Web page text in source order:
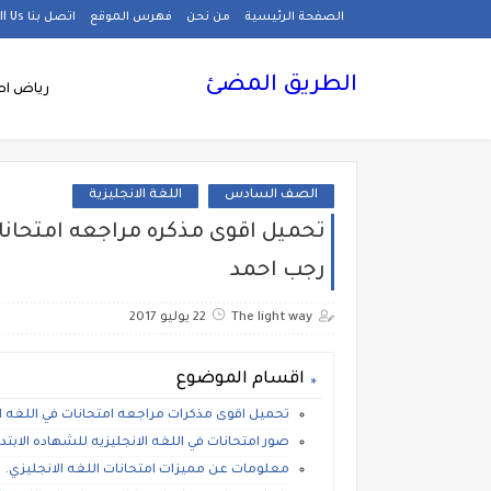
الصفحة الرئيسية من نحن فهرس الموقع اتصل بنا Call Us
الطريق المضئ رياض
الصف السادس اللغة الانجليزية
تحميل اقوى مذكره مراجعه
رجب احمد
The light way 22 يوليو 2017
اقسام الموضوع
تحميل اقوى مذكرات مراجعه امتحانات في اللغه
صور امتحانات في اللغه الانجليزيه للشهاده الابتدائيه 2018 مستر
معلومات عن مميزات امتحانات اللغه الانجليزي.